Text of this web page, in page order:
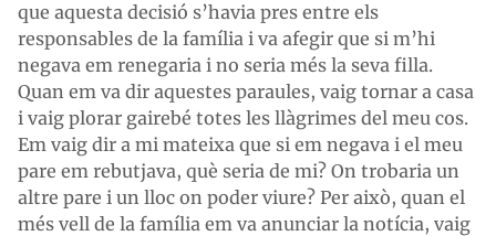
que aquesta decisió s’havia pres entre els
responsables de la família i va afegir que si m’hi
negava em renegaria i no seria més la seva filla.
Quan em va dir aquestes paraules, vaig tornar a casa
i vaig plorar gairebé totes les llàgrimes del meu cos.
Em vaig dir a mi mateixa que si em negava i el meu
pare em rebutjava, què seria de mi? On trobaria un
altre pare i un lloc on poder viure? Per això, quan el
més vell de la família em va anunciar la notícia, vaig